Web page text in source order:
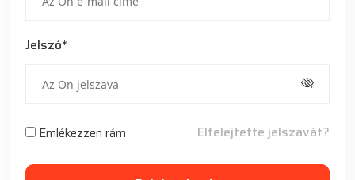
Jelszó*
Emlékezzen rám Elfelejtette jelszavát?